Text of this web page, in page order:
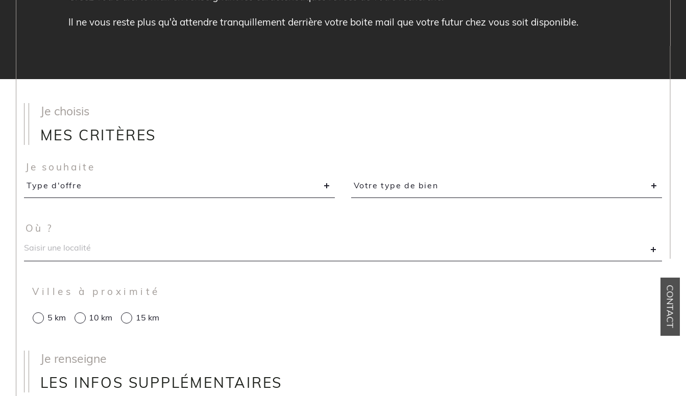
CONTACT
Il ne vous reste plus qu'à attendre tranquillement derrière votre boite mail que votre futur chez vous soit disponible.
Je choisis
MES CRITÈRES
Je souhaite
d'offre
Type d'offre d'offre
Votre type de bien
Où ?
Villes à proximité
5 km 10 km 15 km
Je renseigne
LES INFOS SUPPLÉMENTAIRES